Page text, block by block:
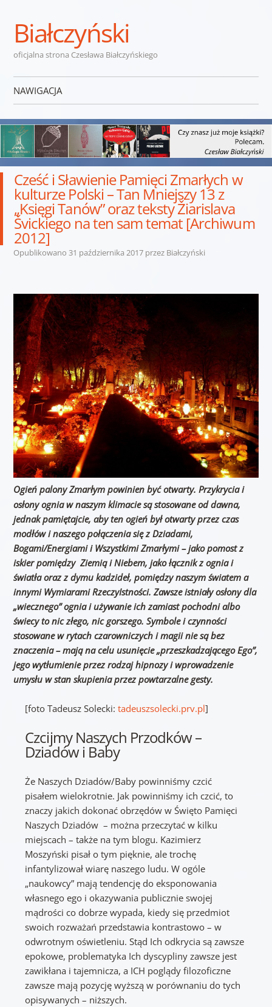
Białczyński
oficjalna strona Czesława Białczyńskiego
NAWIGACJA
Cześć i Sławienie Pamięci Zmarłych w
kulturze Polski – Tan Mniejszy 13 z
„Księgi Tanów” oraz teksty Žiarislava
Švickiego na ten sam temat [Archiwum
2012]
Opublikowano 31 października 2017przez Białczyński
Ogień palony Zmarłym powinien być otwarty. Przykrycia i
osłony ognia w naszym klimacie są stosowane od dawna,
jednak pamiętajcie, aby ten ogień był otwartyprzez czas
modłów i naszego połączenia się z Dziadami,
Bogami/Energiami i Wszystkimi Zmarłymi– jako pomost z
iskier pomiędzy Ziemią i Niebem, jakołącznik z ognia i
światła oraz z dymu kadzideł, pomiędzy naszym światem a
innymi Wymiarami RzeczyIstności. Zawsze istniały osłony dla
„wiecznego” ognia i używanie ich zamiast pochodni albo
świecyto nic złego, nic gorszego. Symbole i czynności
stosowane w rytach czarowniczych i magii nie są bez
znaczenia – mają na celu usunięcie „przeszkadzającego Ego”,
jego wytłumienie przez rodzaj hipnozy i wprowadzenie
umysłu w stan skupienia przez powtarzalne gesty.
[foto Tadeusz Solecki:tadeuszsolecki.prv.pl]
Czcijmy Naszych Przodków –
Dziadów i Baby
Że Naszych Dziadów/Baby powinniśmy czcić
pisałem wielokrotnie. Jak powinniśmy ich czcić, to
znaczy jakich dokonać obrzędów w Święto Pamięci
Naszych Dziadów – można przeczytać w kilku
miejscach – także na tym blogu. Kazimierz
Moszyński pisał o tym pięknie, ale trochę
infantylizował wiarę naszego ludu. W ogóle
„naukowcy” mają tendencję do eksponowania
własnego ego i okazywania publicznie swojej
mądrości co dobrze wypada, kiedy się przedmiot
swoich rozważań przedstawia kontrastowo – w
odwrotnym oświetleniu. Stąd Ich odkrycia są zawsze
epokowe, problematyka Ich dyscypliny zawsze jest
zawikłana i tajemnicza, a ICH poglądy filozoficzne
zawsze mają pozycję wyższą w porównaniu do tych
opisywanych – niższych.